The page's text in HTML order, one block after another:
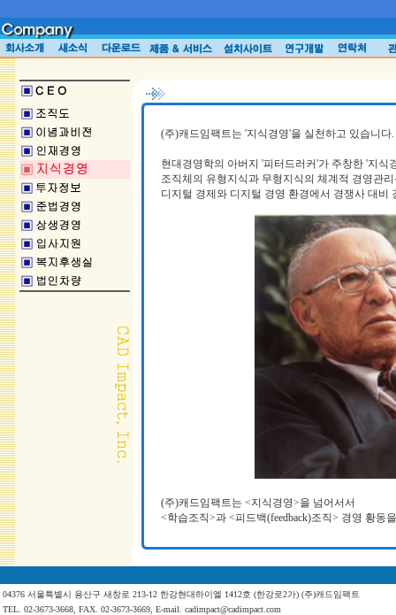
(주)캐드임팩트는 '지식경영'을 실천하고 있습니다.
현대경영학의 아버지 '피터드러커'가 주창한 '지식
조직체의 유형지식과 무형지식의 체계적 경영관
디지털 경제와 디지털 경영 환경에서 경쟁사 대비
(주)캐드임팩트는 <지식경영>을 넘어서서
<학습조직>과 <피드백(feedback)조직> 경영 황동
04376 서울특별시 용산구 새창로 213-12 한강현대하이엘 1412호 (한강로2가) (주)캐드임팩트
TEL. 02-3673-3668, FAX. 02-3673-3669, E-mail. cadimpact@cadimpact.com